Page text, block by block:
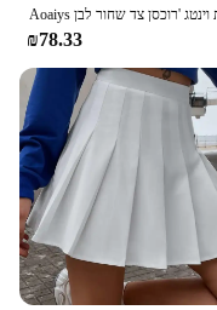
₪78.33